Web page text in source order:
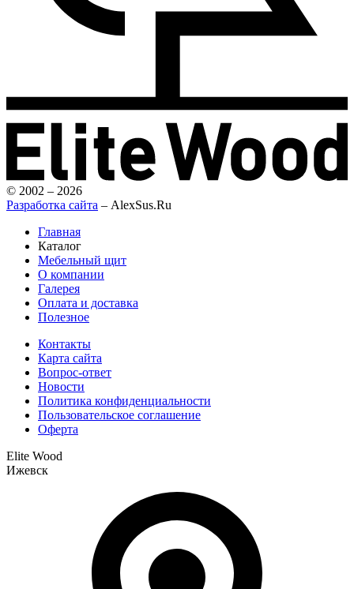
© 2002 – 2026
Разработка сайта – AlexSus.Ru
Главная
Каталог
Мебельный щит
О компании
Галерея
Оплата и доставка
Полезное
Контакты
Карта сайта
Вопрос-ответ
Новости
Политика конфиденциальности
Пользовательское соглашение
Оферта
Elite Wood
Ижевск